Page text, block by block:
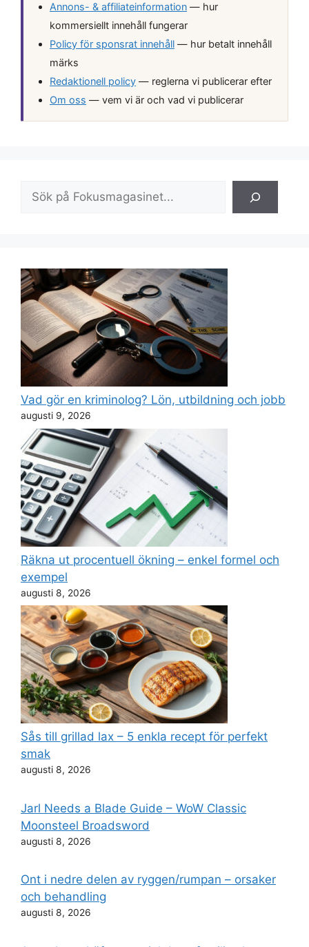
Annons- & affiliateinformation — hur
kommersiellt innehåll fungerar
Policy för sponsrat innehåll — hur betalt innehåll
märks
Redaktionell policy — reglerna vi publicerar efter
Om oss — vem vi är och vad vi publicerar
Sök
Vad gör en kriminolog? Lön, utbildning och jobb
augusti 9, 2026
Räkna ut procentuell ökning – enkel formel och
exempel
augusti 8, 2026
Sås till grillad lax – 5 enkla recept för perfekt
smak
augusti 8, 2026
Jarl Needs a Blade Guide – WoW Classic
Moonsteel Broadsword
augusti 8, 2026
Ont i nedre delen av ryggen/rumpan – orsaker
och behandling
augusti 8, 2026